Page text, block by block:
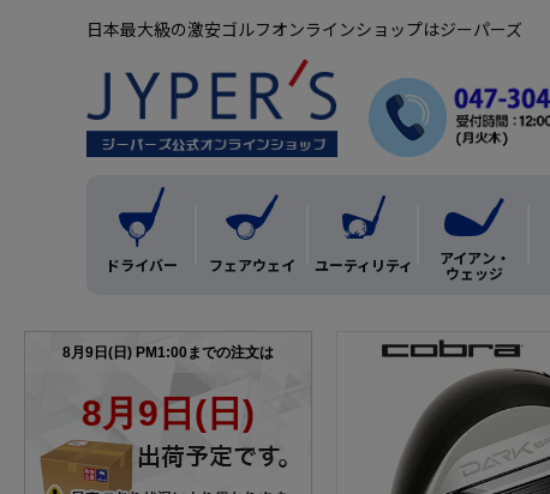
日本最大級の激安ゴルフオンラインショップはジーパーズ
ドライバー フェアウェイ ユーティリティ アイアン・
ウェッジ